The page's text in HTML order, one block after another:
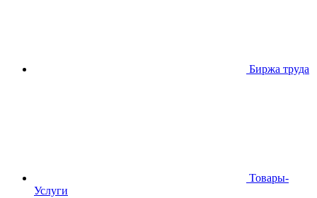
Биржа труда
Товары-
Услуги